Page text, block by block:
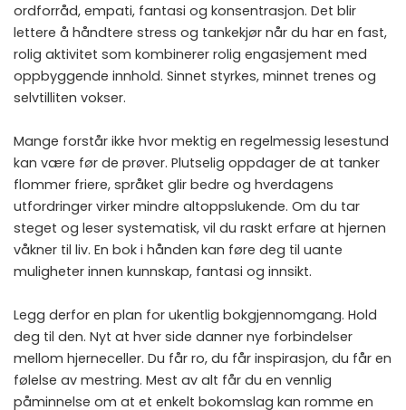
ordforråd, empati, fantasi og konsentrasjon. Det blir
lettere å håndtere stress og tankekjør når du har en fast,
rolig aktivitet som kombinerer rolig engasjement med
oppbyggende innhold. Sinnet styrkes, minnet trenes og
selvtilliten vokser.
Mange forstår ikke hvor mektig en regelmessig lesestund
kan være før de prøver. Plutselig oppdager de at tanker
flommer friere, språket glir bedre og hverdagens
utfordringer virker mindre altoppslukende. Om du tar
steget og leser systematisk, vil du raskt erfare at hjernen
våkner til liv. En bok i hånden kan føre deg til uante
muligheter innen kunnskap, fantasi og innsikt.
Legg derfor en plan for ukentlig bokgjennomgang. Hold
deg til den. Nyt at hver side danner nye forbindelser
mellom hjerneceller. Du får ro, du får inspirasjon, du får en
følelse av mestring. Mest av alt får du en vennlig
påminnelse om at et enkelt bokomslag kan romme en